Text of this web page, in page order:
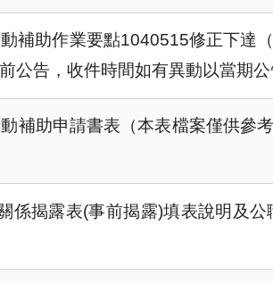
補助作業要點1040515修正下達
公告，收件時間如有異動以當期公
補助申請書表（本表檔案僅供參
係揭露表(事前揭露)填表說明及